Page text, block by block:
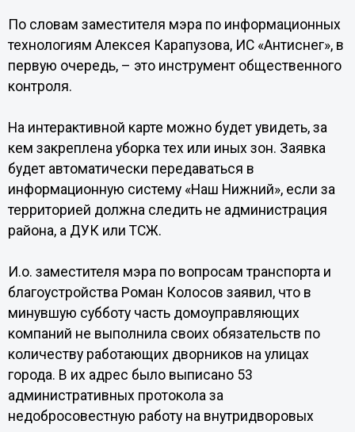
По словам заместителя мэра по информационных
технологиям Алексея Карапузова, ИС «Антиснег», в
первую очередь, – это инструмент общественного
контроля.
На интерактивной карте можно будет увидеть, за
кем закреплена уборка тех или иных зон. Заявка
будет автоматически передаваться в
информационную систему «Наш Нижний», если за
территорией должна следить не администрация
района, а ДУК или ТСЖ.
И.о. заместителя мэра по вопросам транспорта и
благоустройства Роман Колосов заявил, что в
минувшую субботу часть домоуправляющих
компаний не выполнила своих обязательств по
количеству работающих дворников на улицах
города. В их адрес было выписано 53
административных протокола за
недобросовестную работу на внутридворовых